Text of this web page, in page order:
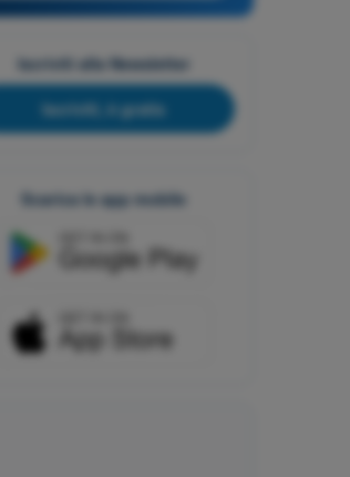
Iscriviti alla Newsletter
Iscriviti, è gratis
Scarica le app mobile